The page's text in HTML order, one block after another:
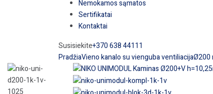
Nemokamos sąmatos
Sertifikatai
Kontaktai
Susisiekite+370 638 44111
PradžiaVieno kanalo su vienguba ventiliacijaØ200